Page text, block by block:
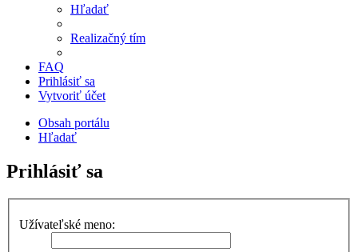
Hľadať
Realizačný tím
FAQ
Prihlásiť sa
Vytvoriť účet
Obsah portálu
Hľadať
Prihlásiť sa
Užívateľské meno: